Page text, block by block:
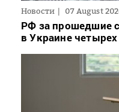
Новости 07 August
РФ за прошедшие
в Украине